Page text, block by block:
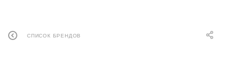
СПИСОК БРЕНДОВ